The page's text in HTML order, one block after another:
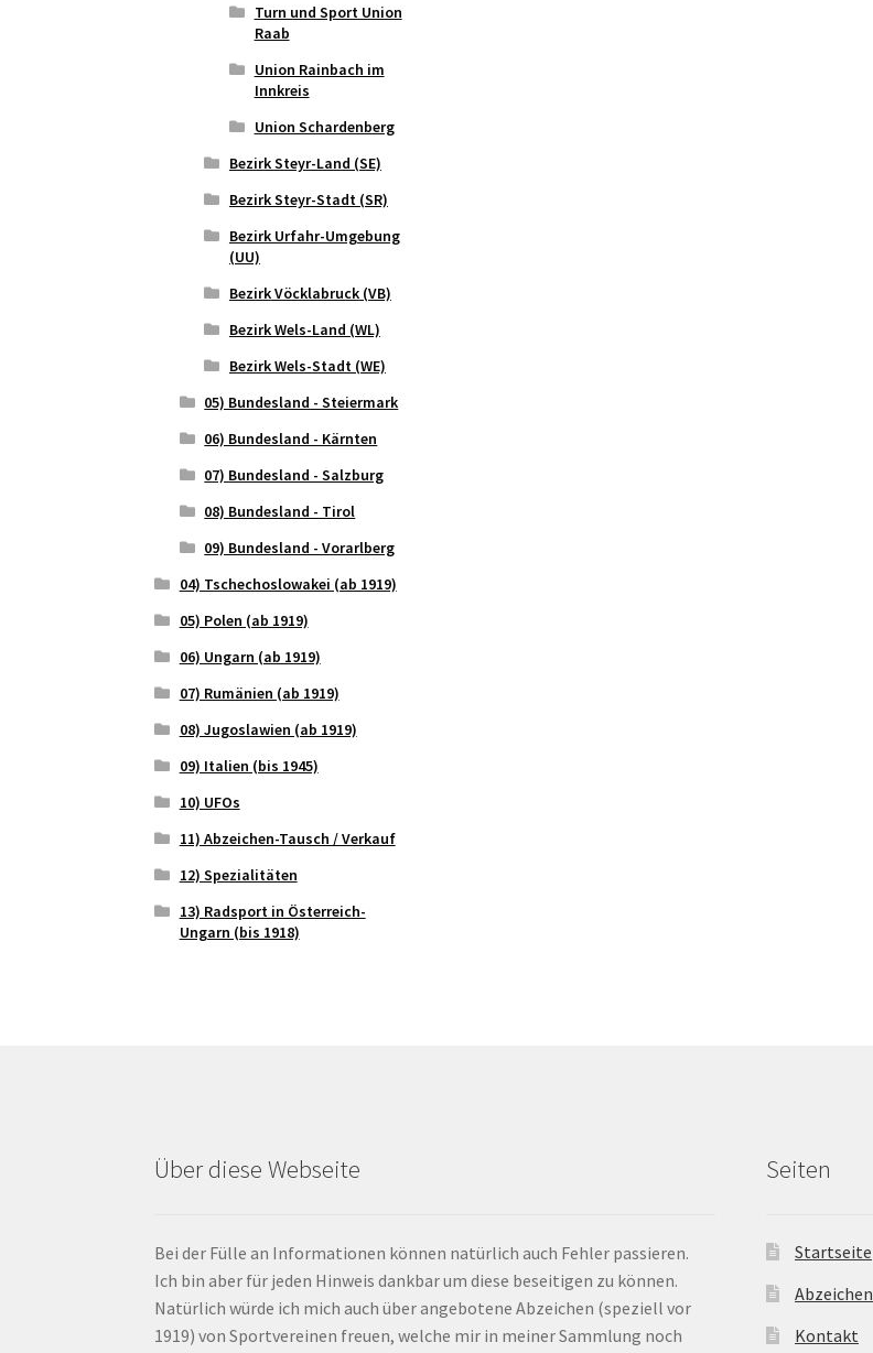
Turn und Sport Union
Raab
Union Rainbach im
Innkreis
Union Schardenberg
Bezirk Steyr-Land (SE)
Bezirk Steyr-Stadt (SR)
Bezirk Urfahr-Umgebung
(UU)
Bezirk Vöcklabruck (VB)
Bezirk Wels-Land (WL)
Bezirk Wels-Stadt (WE)
05) Bundesland - Steiermark
06) Bundesland - Kärnten
07) Bundesland - Salzburg
08) Bundesland - Tirol
09) Bundesland - Vorarlberg
04) Tschechoslowakei (ab 1919)
05) Polen (ab 1919)
06) Ungarn (ab 1919)
07) Rumänien (ab 1919)
08) Jugoslawien (ab 1919)
09) Italien (bis 1945)
10) UFOs
11) Abzeichen-Tausch / Verkauf
12) Spezialitäten
13) Radsport in Österreich-
Ungarn (bis 1918)
Über diese Webseite
Bei der Fülle an Informationen können natürlich auch Fehler passieren.
Ich bin aber für jeden Hinweis dankbar um diese beseitigen zu können.
Natürlich würde ich mich auch über angebotene Abzeichen (speziell vor
1919) von Sportvereinen freuen, welche mir in meiner Sammlung noch
Seiten
Startseite
Abzeichen
Kontakt